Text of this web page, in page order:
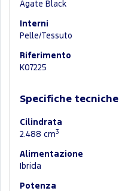
Agate Black
Interni
Pelle/Tessuto
Riferimento
K07225
Specifiche tecniche
Cilindrata
2.488 cm3
Alimentazione
Ibrida
Potenza